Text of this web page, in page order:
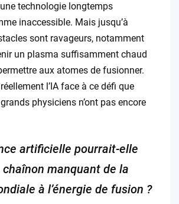
technologie longtemps
inaccessible. Mais jusqu’à
sont ravageurs, notamment
un plasma suffisamment chaud
aux atomes de fusionner.
l’IA face à ce défi que
physiciens n’ont pas encore
artificielle pourrait-elle
manquant de la
à l’énergie de fusion ?